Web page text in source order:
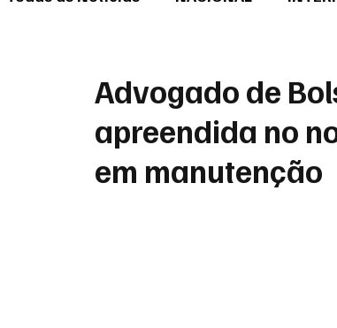
Advogado de
apreendida no
em manutenção